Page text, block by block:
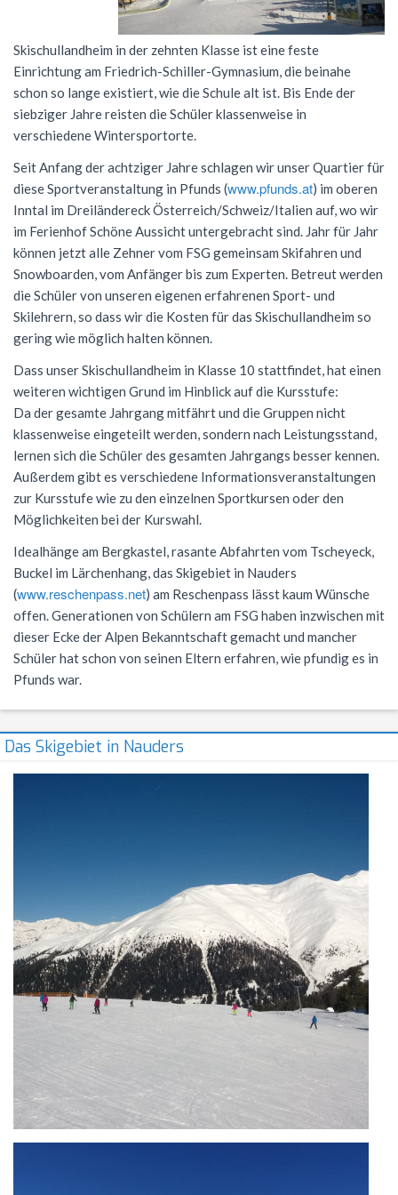
Aktuelles
Zweck des Vereins
Vorstand
Antragsformulare für Förderung
Service
Kontakt
Mensaverein
Verein ehemaliger Schüler
Beglaubigung und Neuausstellung
Bio-AG
DELF-AG
Technik-AG
Theater-AG
Schülerzeitung
Schulsanitäter
Mkid - Mathe kann ich doch!
Studium und Beruf (BOGY)
Studium und Beruf (BOGY)
Klassen 8-10
Jahrgangsstufe
Sucht- und Gewaltprävention
Sozialpraktikum
Bildungspartnerschaft
Französisch
Warum Französisch?
Ab Klasse 6
Kursstufe
Austausch
DELF
Außerunterrichtliche Veranstaltungen
Gemeinschaftskunde
Geographie
Geschichte
Informatik
G9: Informatik und Medienbildung
G8: IMP (Informatik, Mathematik, Physik)
Italienisch
Warum Italienisch?
Italienisch als 3. Fremdsprache
Italienisch lernen
Kursstufe
Nützliche Adressen
Italien-Austausch
Katholische Religion
Literatur und Theater
Mathematik
Wettbewerbe
Verschiedenes
NWT
Physik
Jugend trainiert für Olympia
Notentabellen
Befreiung vom Sportunterricht
Sportbrief
Wirtschaft
Orchester Klassen 5-7
Chor Klassen 5-7
Konzerte
Theater
Schoolwear FSG
Ferienpläne
Anfahrt
Praktikum am FSG
Lernmittel
Anmeldung Klasse 5
Schulanmeldung
Datenschutz
Impressum
Skischullandheim in der zehnten Klasse ist eine feste
Einrichtung am Friedrich-Schiller-Gymnasium, die beinahe
schon so lange existiert, wie die Schule alt ist. Bis Ende der
siebziger Jahre reisten die Schüler klassenweise in
verschiedene Wintersportorte.
Seit Anfang der achtziger Jahre schlagen wir unser Quartier für
diese Sportveranstaltung in Pfunds (www.pfunds.at) im oberen
Inntal im Dreiländereck Österreich/Schweiz/Italien auf, wo wir
im Ferienhof Schöne Aussicht untergebracht sind. Jahr für Jahr
können jetzt alle Zehner vom FSG gemeinsam Skifahren und
Snowboarden, vom Anfänger bis zum Experten. Betreut werden
die Schüler von unseren eigenen erfahrenen Sport- und
Skilehrern, so dass wir die Kosten für das Skischullandheim so
gering wie möglich halten können.
Dass unser Skischullandheim in Klasse 10 stattfindet, hat einen
weiteren wichtigen Grund im Hinblick auf die Kursstufe:
Da der gesamte Jahrgang mitfährt und die Gruppen nicht
klassenweise eingeteilt werden, sondern nach Leistungsstand,
lernen sich die Schüler des gesamten Jahrgangs besser kennen.
Außerdem gibt es verschiedene Informationsveranstaltungen
zur Kursstufe wie zu den einzelnen Sportkursen oder den
Möglichkeiten bei der Kurswahl.
Idealhänge am Bergkastel, rasante Abfahrten vom Tscheyeck,
Buckel im Lärchenhang, das Skigebiet in Nauders
(www.reschenpass.net) am Reschenpass lässt kaum Wünsche
offen. Generationen von Schülern am FSG haben inzwischen mit
dieser Ecke der Alpen Bekanntschaft gemacht und mancher
Schüler hat schon von seinen Eltern erfahren, wie pfundig es in
Pfunds war.
Das Skigebiet in Nauders